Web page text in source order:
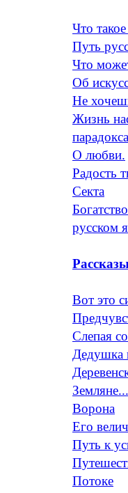
Что
Путь
Что
Об
Не
Жизнь
О любви.
Радость
Секта
русском
Вот это
Слепая
Дедушка
Ворона
Его
Путь к
Потоке